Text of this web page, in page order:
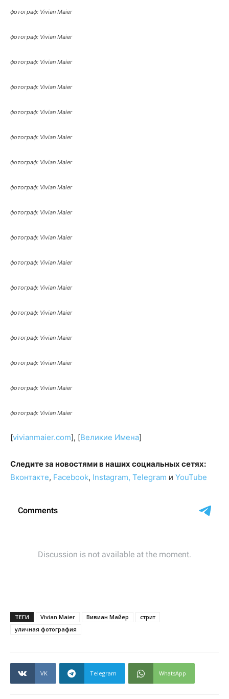
фотограф: Vivian Maier
фотограф: Vivian Maier
фотограф: Vivian Maier
фотограф: Vivian Maier
фотограф: Vivian Maier
фотограф: Vivian Maier
фотограф: Vivian Maier
фотограф: Vivian Maier
фотограф: Vivian Maier
фотограф: Vivian Maier
фотограф: Vivian Maier
фотограф: Vivian Maier
фотограф: Vivian Maier
фотограф: Vivian Maier
фотограф: Vivian Maier
фотограф: Vivian Maier
фотограф: Vivian Maier
[vivianmaier.com], [Великие Имена]
Следите за новостями в наших социальных сетях:
Вконтакте, Facebook, Instagram, Telegram и YouTube
ТЕГИ Vivian Maier Вивиан Майер
стрит
уличная фотография
VK Telegram WhatsApp